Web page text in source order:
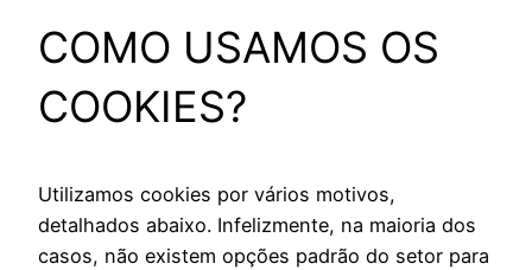
COMO USAMOS OS
COOKIES?
Utilizamos cookies por vários motivos,
detalhados abaixo. Infelizmente, na maioria dos
casos, não existem opções padrão do setor para